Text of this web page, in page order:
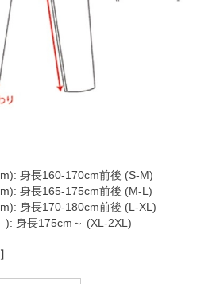
身長160-170cm前後 (S-M)
身長165-175cm前後 (M-L)
身長170-180cm前後 (L-XL)
): 身長175cm～ (XL-2XL)